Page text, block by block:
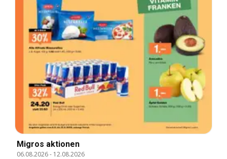
Migros aktionen
06.08.2026- 12.08.2026